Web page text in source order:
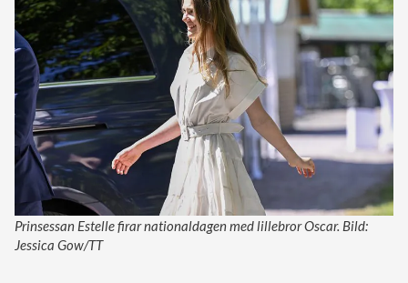
Prinsessan Estelle firar nationaldagen med lillebror Oscar. Bild:
Jessica Gow/TT